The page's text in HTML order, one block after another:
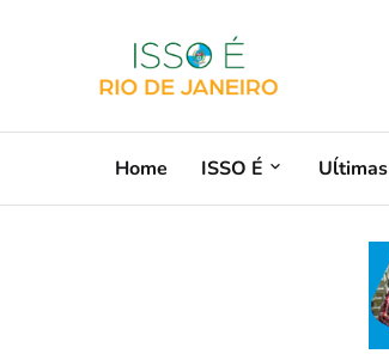
Home ISSO É Uĺtimas